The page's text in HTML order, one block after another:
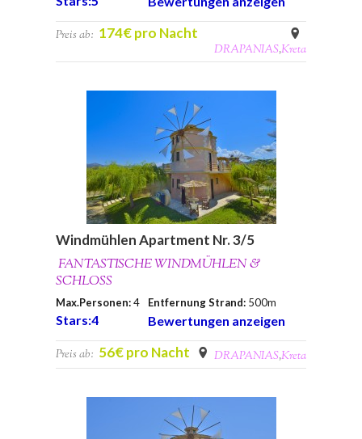
Preis ab: 174€ pro Nacht
DRAPANIAS,Kreta
Windmühlen Apartment Nr. 3/5
FANTASTISCHE WINDMÜHLEN &
SCHLOSS
Max.Personen:4 Entfernung Strand: 500m
Stars:4 Bewertungen anzeigen
Preis ab: 56€ pro Nacht DRAPANIAS,Kreta